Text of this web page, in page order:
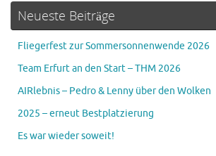
Neueste Beiträge
Fliegerfest zur Sommersonnenwende 2026
Team Erfurt an den Start – THM 2026
AIRlebnis – Pedro & Lenny über den Wolken
2025 – erneut Bestplatzierung
Es war wieder soweit!